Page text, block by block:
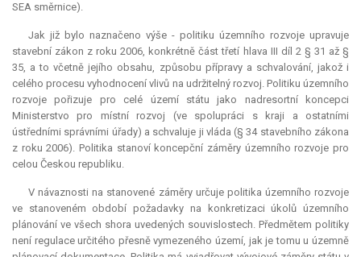
SEA směrnice).
Jak již bylo naznačeno výše - politiku územního rozvoje upravuje
stavební zákon z roku 2006, konkrétně část třetí hlava III díl 2 § 31 až §
35, a to včetně jejího obsahu, způsobu přípravy a schvalování, jakož i
celého procesu vyhodnocení vlivů na udržitelný rozvoj. Politiku územního
rozvoje pořizuje pro celé území státu jako nadresortní koncepci
Ministerstvo pro místní rozvoj (ve spolupráci s kraji a ostatními
ústředními správními úřady) a schvaluje ji vláda (§ 34 stavebního zákona
z roku 2006). Politika stanoví koncepční záměry územního rozvoje pro
celou Českou republiku.
V návaznosti na stanovené záměry určuje politika územního rozvoje
ve stanoveném období požadavky na konkretizaci úkolů územního
plánování ve všech shora uvedených souvislostech. Předmětem politiky
není regulace určitého přesně vymezeného území, jak je tomu u územně